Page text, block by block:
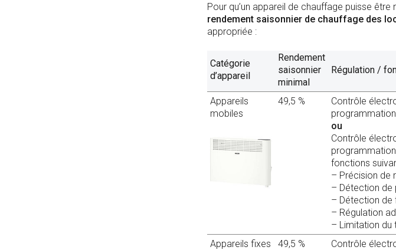
Pour qu’un appareil de chauffage puisse
rendement saisonnier de chauffage des
appropriée :
Catégorie
d’appareil
Rendement
saisonnier
minimal
Régulation /
Appareils
mobiles
49,5 %
Contrôle
ou
Contrôle
fonctions
– Précision de
– Détection de
– Détection de
– Régulation
– Limitation du
Appareils fixes
49,5 %
Contrôle